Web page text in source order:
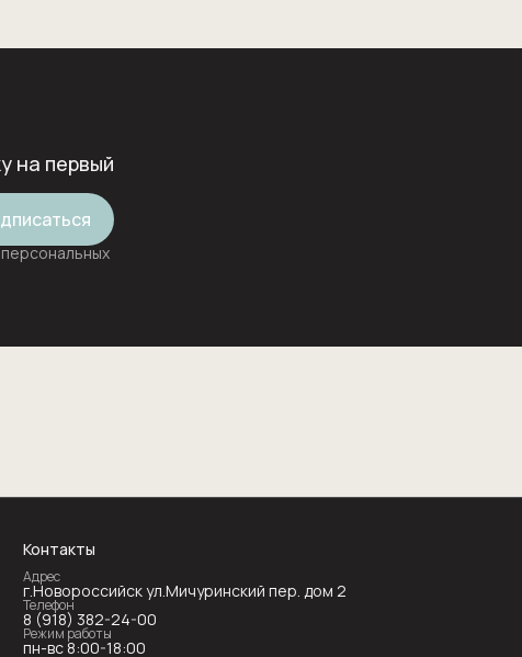
на первый
Контакты
Адрес
г.Новороссийск ул.Мичуринский пер. дом 2
Телефон
8 (918) 382-24-00
Режим работы
пн-вс 8:00-18:00